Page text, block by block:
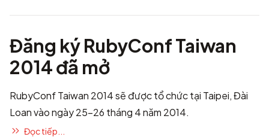
Đăng ký RubyConf Taiwan
2014 đã mở
RubyConf Taiwan 2014 sẽ được tổ chức tại Taipei, Đài
Loan vào ngày 25-26 tháng 4 năm 2014.
Đọc tiếp...